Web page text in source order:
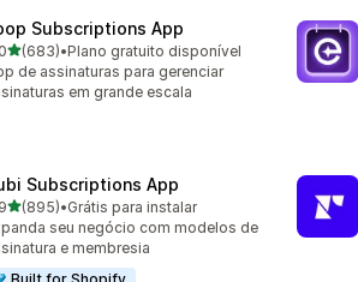
Subscriptions App
de 5 estrelas
(683)
avaliações ao todo
•Plano gratuito disponível
de assinaturas para gerenciar
em grande escala
Subscriptions App
de 5 estrelas
(895)
avaliações ao todo
•Grátis para instalar
seu negócio com modelos de
e membresia